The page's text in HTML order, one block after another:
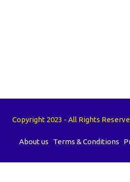
Copyright 2023 - All Rights
About us Terms & Conditions